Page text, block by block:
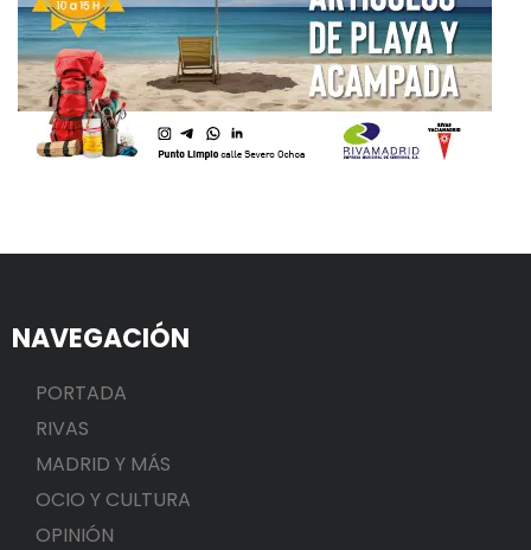
NAVEGACIÓN
PORTADA
RIVAS
MADRID Y MÁS
OCIO Y CULTURA
OPINIÓN